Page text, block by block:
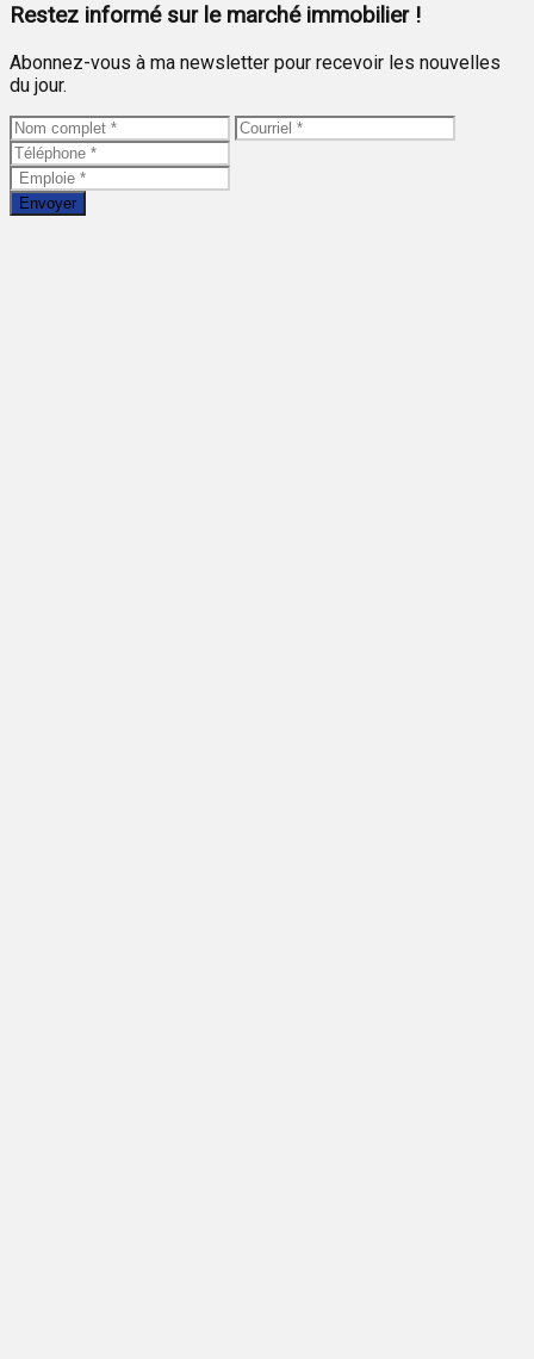
Restez informé sur le marché immobilier !
Abonnez-vous à ma newsletter pour recevoir les nouvelles
du jour.
Envoyer